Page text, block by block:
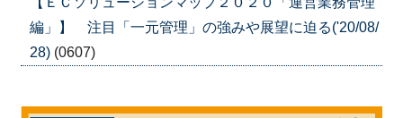
編」】 注目「一元管理」の強みや展望に迫る('20/08/
28) (0607)